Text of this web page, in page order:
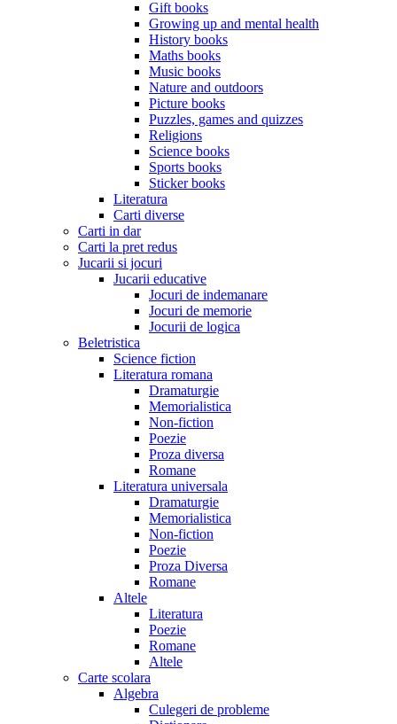
Gift books
Growing up and mental health
History books
Maths books
Music books
Nature and outdoors
Picture books
Puzzles, games and quizzes
Religions
Science books
Sports books
Sticker books
Literatura
Carti diverse
Carti in dar
Carti la pret redus
Jucarii si jocuri
Jucarii educative
Jocuri de indemanare
Jocuri de memorie
Jocurii de logica
Beletristica
Science fiction
Literatura romana
Dramaturgie
Memorialistica
Non-fiction
Poezie
Proza diversa
Romane
Literatura universala
Dramaturgie
Memorialistica
Non-fiction
Poezie
Proza Diversa
Romane
Altele
Literatura
Poezie
Romane
Altele
Carte scolara
Algebra
Culegeri de probleme